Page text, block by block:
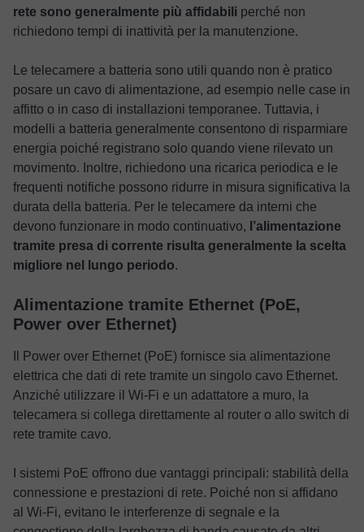
rete sono generalmente più affidabili perché non
richiedono tempi di inattività per la manutenzione.
Le telecamere a batteria sono utili quando non è pratico
posare un cavo di alimentazione, ad esempio nelle case in
affitto o in caso di installazioni temporanee. Tuttavia, i
modelli a batteria generalmente consentono di risparmiare
energia poiché registrano solo quando viene rilevato un
movimento. Inoltre, richiedono una ricarica periodica e le
frequenti notifiche possono ridurre in misura significativa la
durata della batteria. Per le telecamere da interni che
devono funzionare in modo continuativo, l’alimentazione
tramite presa di corrente risulta generalmente la scelta
migliore nel lungo periodo.
Alimentazione tramite Ethernet (PoE,
Power over Ethernet)
Il Power over Ethernet (PoE) fornisce sia alimentazione
elettrica che dati di rete tramite un singolo cavo Ethernet.
Anziché utilizzare il Wi-Fi e un adattatore a muro, la
telecamera si collega direttamente al router o allo switch di
rete tramite cavo.
I sistemi PoE offrono due vantaggi principali: stabilità della
connessione e prestazioni di rete. Poiché non si affidano
al Wi-Fi, evitano le interferenze di segnale e la